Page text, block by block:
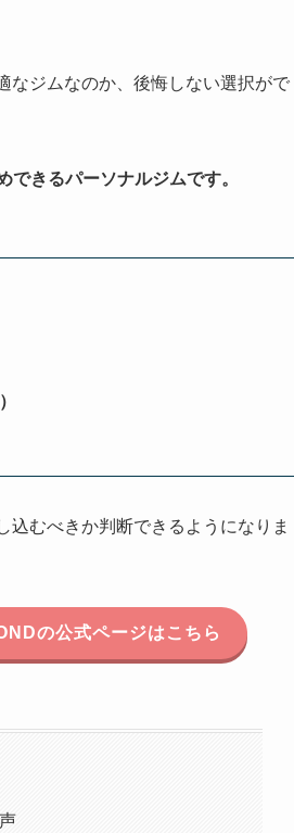
なジムなのか、後悔しない選択がで
きるパーソナルジムです。
むべきか判断できるようになりま
の公式ページはこちら